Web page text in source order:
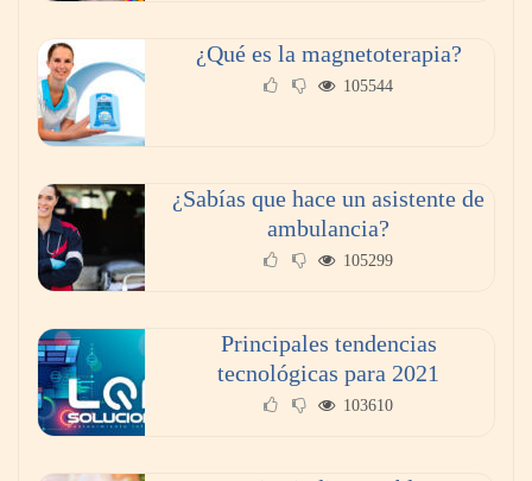
¿Vender tu piso por tu cuenta o con
inmobiliaria? Lo que nadie te cuenta sobre el
ahorro real.
¿Qué es la magnetoterapia?
105544
¿Sabías que hace un asistente de
ambulancia?
105299
Principales tendencias
tecnológicas para 2021
103610